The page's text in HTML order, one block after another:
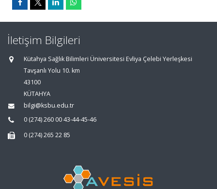
İletişim Bilgileri
Kütahya Sağlık Bilimleri Üniversitesi Evliya Çelebi Yerleşkesi
Tavşanlı Yolu 10. km
43100
KÜTAHYA
bilgi@ksbu.edu.tr
0 (274) 260 00 43-44-45-46
0 (274) 265 22 85